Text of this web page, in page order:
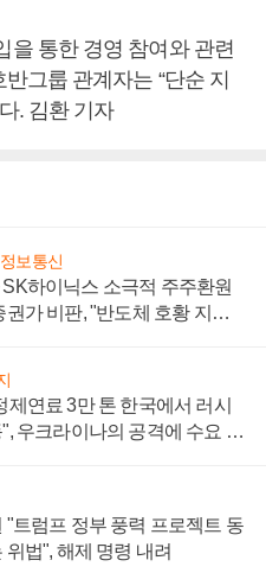
을 통한 경영 참여와 관련
그룹 관계자는 “단순 지
. 김환 기자
보통신
하이닉스 소극적 주주환원
권가 비판, "반도체 호황 지속
제연료 3만 톤 한국에서 러시
우크라이나의 공격에 수요 늘
"트럼프 정부 풍력 프로젝트 동
위법", 해제 명령 내려